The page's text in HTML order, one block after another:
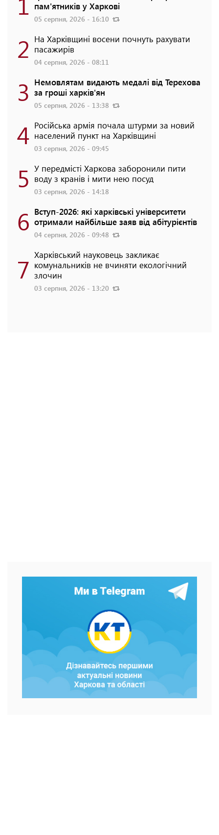
пам'ятників у Харкові
05 серпня, 2026 - 16:10
2 На Харківщині восени почнуть рахувати
пасажирів
04 серпня, 2026 - 08:11
3 Немовлятам видають медалі від Терехова
за гроші харків'ян
05 серпня, 2026 - 13:38
4 Російська армія почала штурми за новий
населений пункт на Харківщині
03 серпня, 2026 - 09:45
5 У передмісті Харкова заборонили пити
воду з кранів і мити нею посуд
03 серпня, 2026 - 14:18
6 Вступ-2026: які харківські університети
отримали найбільше заяв від абітурієнтів
04 серпня, 2026 - 09:48
7 Харківський науковець закликає
комунальників не вчиняти екологічний
злочин
03 серпня, 2026 - 13:20